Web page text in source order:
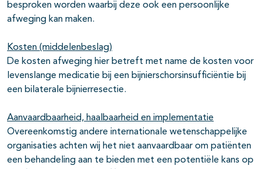
besproken worden waarbij deze ook een persoonlijke
afweging kan maken.
Kosten (middelenbeslag)
De kosten afweging hier betreft met name de kosten voor
levenslange medicatie bij een bijnierschorsinsufficiëntie bij
een bilaterale bijnierresectie.
Aanvaardbaarheid, haalbaarheid en implementatie
Overeenkomstig andere internationale wetenschappelijke
organisaties achten wij het niet aanvaardbaar om patiënten
een behandeling aan te bieden met een potentiële kans op